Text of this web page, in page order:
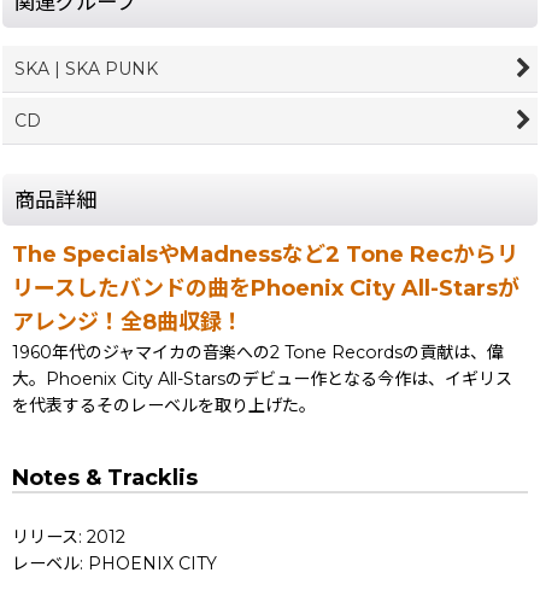
SKA | SKA PUNK
CD
商品詳細
The SpecialsやMadnessなど2 Tone Recからリ
リースしたバンドの曲をPhoenix City All-Starsが
アレンジ！全8曲収録！
1960年代のジャマイカの音楽への2 Tone Recordsの貢献は、偉
大。Phoenix City All-Starsのデビュー作となる今作は、イギリス
を代表するそのレーベルを取り上げた。
Notes & Tracklis
リリース: 2012
レーベル: PHOENIX CITY